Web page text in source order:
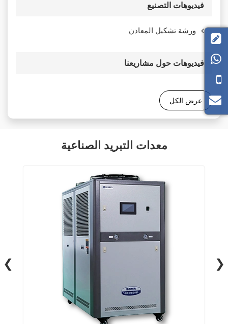
فيديوهات التصنيع
ورشة تشكيل المعادن
فيديوهات حول مشاريعنا
عرض الكل
معدات التبريد الصناعية
❮ ❯

